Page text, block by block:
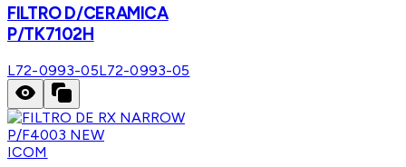
FILTRO D/CERAMICA
P/TK7102H
L72-0993-05L72-0993-05
ICOM